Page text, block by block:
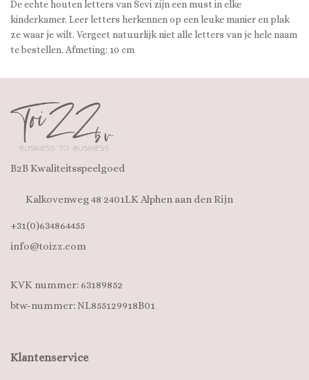
De echte houten letters van Sevi zijn een must in elke
kinderkamer. Leer letters herkennen op een leuke manier en plak
ze waar je wilt. Vergeet natuurlijk niet alle letters van je hele naam
te bestellen. Afmeting: 10 cm
B2B Kwaliteitsspeelgoed
Kalkovenweg 48 2401LK Alphen aan den Rijn
+31(0)634864455
info@toizz.com
KVK nummer: 63189852
btw-nummer: NL855129918B01
Klantenservice